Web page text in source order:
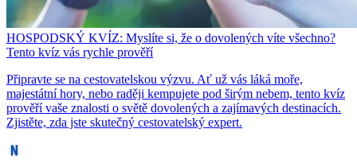
HOSPODSKÝ KVÍZ: Myslíte si, že o dovolených víte všechno?
Tento kvíz vás rychle prověří
Připravte se na cestovatelskou výzvu. Ať už vás láká moře,
majestátní hory, nebo raději kempujete pod širým nebem, tento kvíz
prověří vaše znalosti o světě dovolených a zajímavých destinacích.
Zjistěte, zda jste skutečný cestovatelský expert.